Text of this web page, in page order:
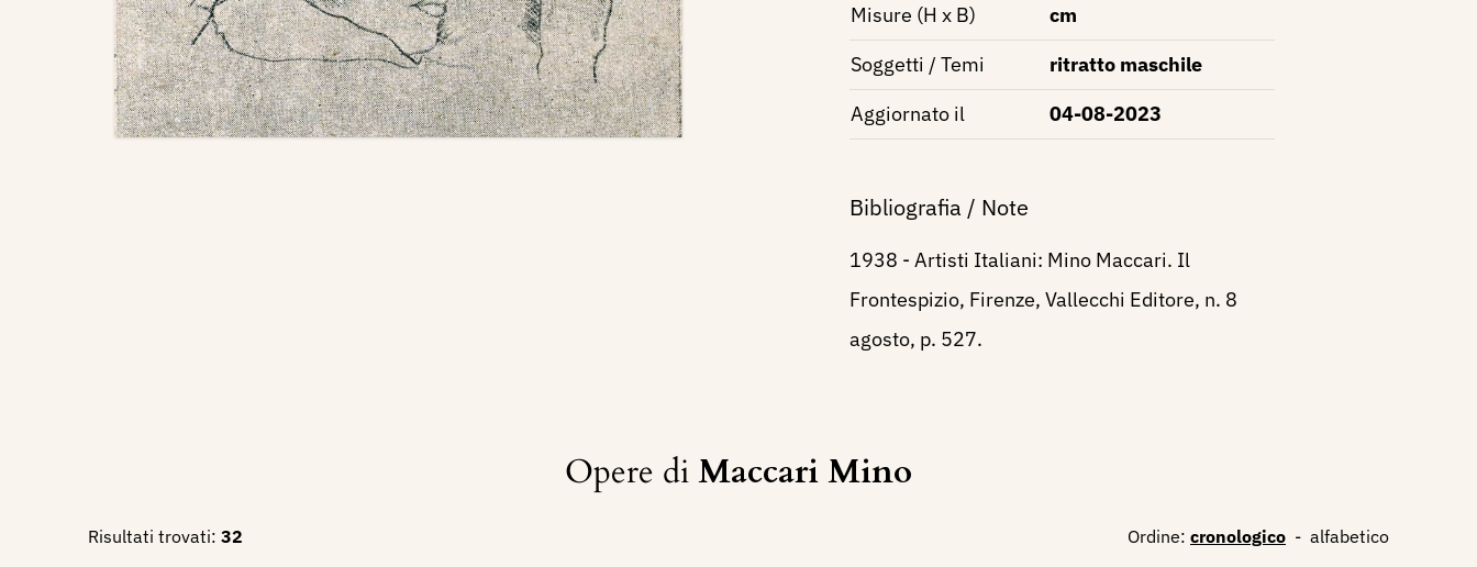
Misure (H x B)
cm
Soggetti / Temi
ritratto maschile
Aggiornato il
04-08-2023
Bibliografia / Note
1938 - Artisti Italiani: Mino Maccari. Il
Frontespizio, Firenze, Vallecchi Editore, n. 8
agosto, p. 527.
Opere diMaccari Mino
Risultati trovati: 32 Ordine: cronologico - alfabetico